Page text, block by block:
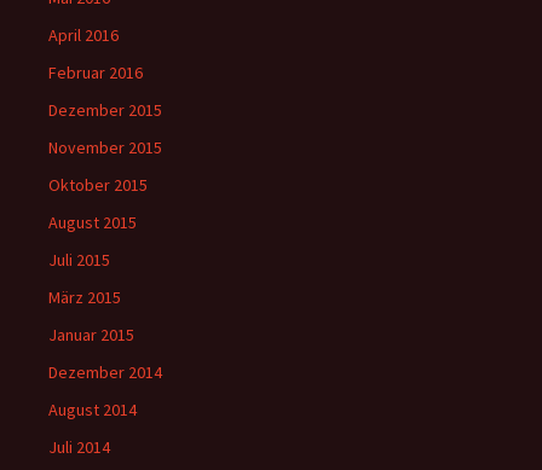
April 2016
Februar 2016
Dezember 2015
November 2015
Oktober 2015
August 2015
Juli 2015
März 2015
Januar 2015
Dezember 2014
August 2014
Juli 2014